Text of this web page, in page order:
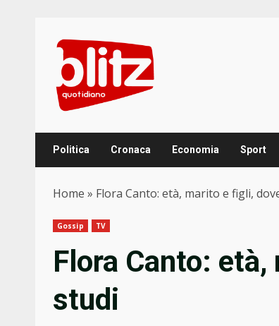
content
Politica Cronaca Economia Sport
Home » Flora Canto: età, marito e figli,
Gossip TV
Flora Canto:
studi